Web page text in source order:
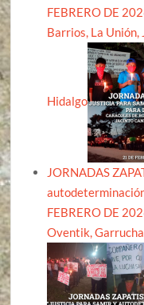
FEBRERO DE
Barrios, La
Hidalgo
JORNADAS
FEBRERO DE
Oventik,